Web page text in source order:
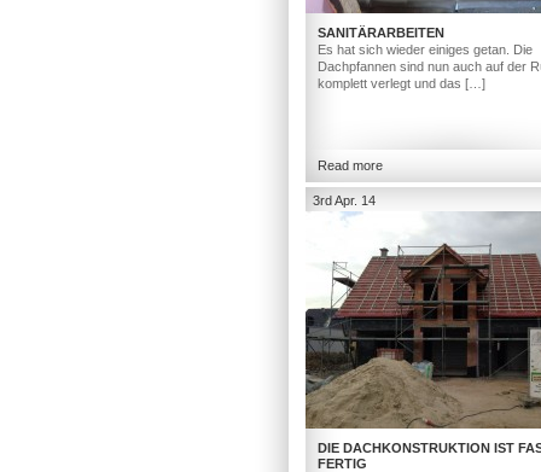
SANITÄRARBEITEN
Es hat sich wieder einiges getan. Die
Dachpfannen sind nun auch auf der
komplett verlegt und das […]
Read more
3rd Apr. 14
DIE DACHKONSTRUKTION IST
FERTIG